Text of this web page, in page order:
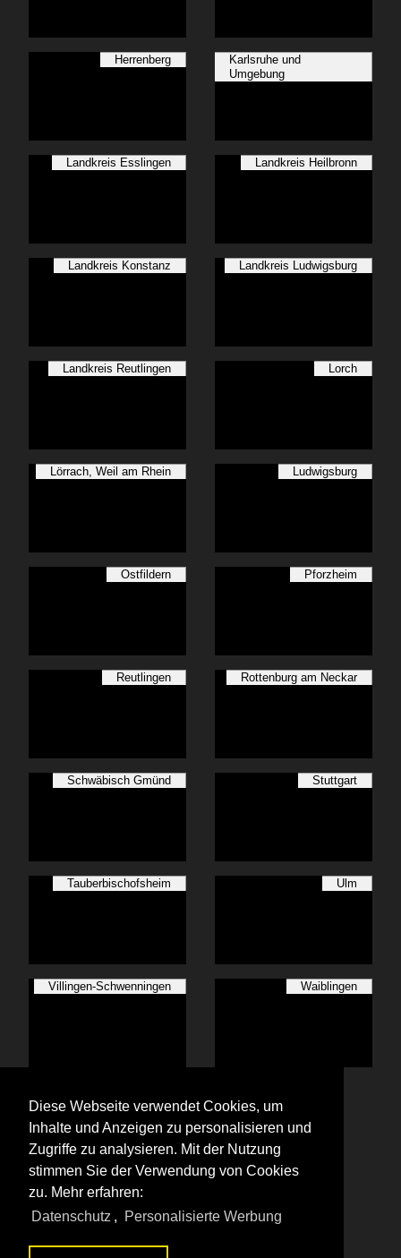
Herrenberg
Karlsruhe und
Umgebung
Landkreis Esslingen Landkreis Heilbronn
Landkreis Konstanz Landkreis Ludwigsburg
Landkreis Reutlingen Lorch
Lörrach, Weil am Rhein Ludwigsburg
Ostfildern Pforzheim
Reutlingen Rottenburg am Neckar
Schwäbisch Gmünd Stuttgart
Tauberbischofsheim Ulm
Villingen-Schwenningen Waiblingen
Alle Fotos aus Baden-Württemberg
Die ersten Fotos ausBaden-Württemberg
Diese Webseite verwendet Cookies, um
Inhalte und Anzeigen zu personalisieren und
Zugriffe zu analysieren. Mit der Nutzung
stimmen Sie der Verwendung von Cookies
zu. Mehr erfahren:
Datenschutz , Personalisierte Werbung